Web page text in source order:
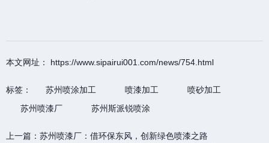
本文网址： https://www.sipairui001.com/news/754.html
标签： 苏州喷涂加工 喷漆加工
喷砂加工
苏州喷漆厂
苏州斯派锐喷涂
上一篇： 苏州喷漆厂：借环保东风，创新绿色喷漆之路